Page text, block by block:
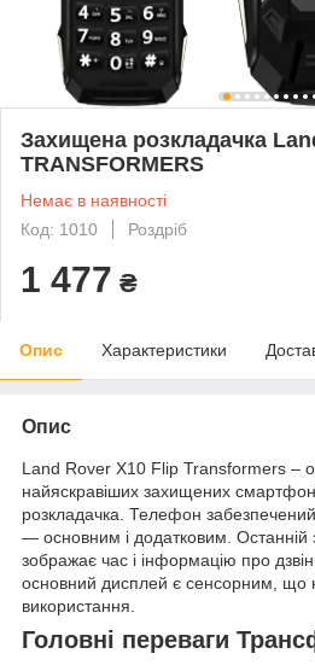
Захищена розкладачка
TRANSFORMERS
Немає в наявності
Код: 1010
Роздріб
1 477 ₴
Опис Характеристики
Опис
Land Rover X10 Flip Transformers –
найяскравіших захищених
розкладачка. Телефон
— основним і додатковим. Останній
зображає час і інформацію про
основний дисплей є сенсорним, що
використання.
Головні переваги